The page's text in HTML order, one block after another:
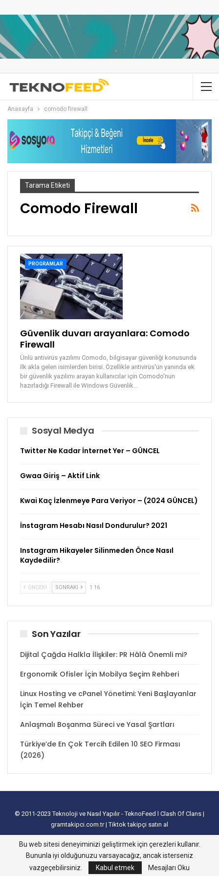
Anasayfa comodo firewall
Tarama Etiketi
Comodo Firewall
PROGRAMLAR
Güvenlik duvarı arayanlara: Comodo
Firewall
Ünlü antivirüs yazılımı Comodo, bilgisayar güvenliği konusunda
ilk akla gelen isimlerden birisi. Özellikle antivirüs'ün yanında ek
bir güvenlik yazılımı arayan kullanıcılar için Comodo'nun
hazırladığı Firewall ile Windows Güvenlik…
Sosyal Medya
Twitter Ne Kadar İnternet Yer – GÜNCEL
Gwaa Giriş – Aktif Link
Kwai Kaç İzlenmeye Para Veriyor – (2024 GÜNCEL)
İnstagram Hesabı Nasıl Dondurulur? 2021
Instagram Hikayeler Silinmeden Önce Nasıl
Kaydedilir?
ÖNCEKI SONRAKI 1 16
Son Yazılar
Dijital Çağda Halkla İlişkiler: PR Hâlâ Önemli mi?
Ergonomik Ofisler İçin Mobilya Seçim Rehberi
Linux Hosting ve cPanel Yönetimi: Yeni Başlayanlar
İçin Temel Rehber
Anlaşmalı Boşanma Süreci ve Yasal Şartları
Türkiye’de En Çok Tercih Edilen 10 SEO Firması
(2026)
© 2011-2023Teknoloji ve Nasıl Yapılır - TeknoFeed Clash Of Clans |
gramtakipci.com.tr|Tiktok takipçi satın al
tanıtım yazısı satın al e-ticaret paketleri
İnstagram Türk Takipçi Satın
nasıl yapılır
Bu web sitesi deneyiminizi geliştirmek için çerezleri kullanır.
Bununla iyi olduğunuzu varsayacağız, ancak isterseniz
vazgeçebilirsiniz.
Kabul etmek Mesajları Oku